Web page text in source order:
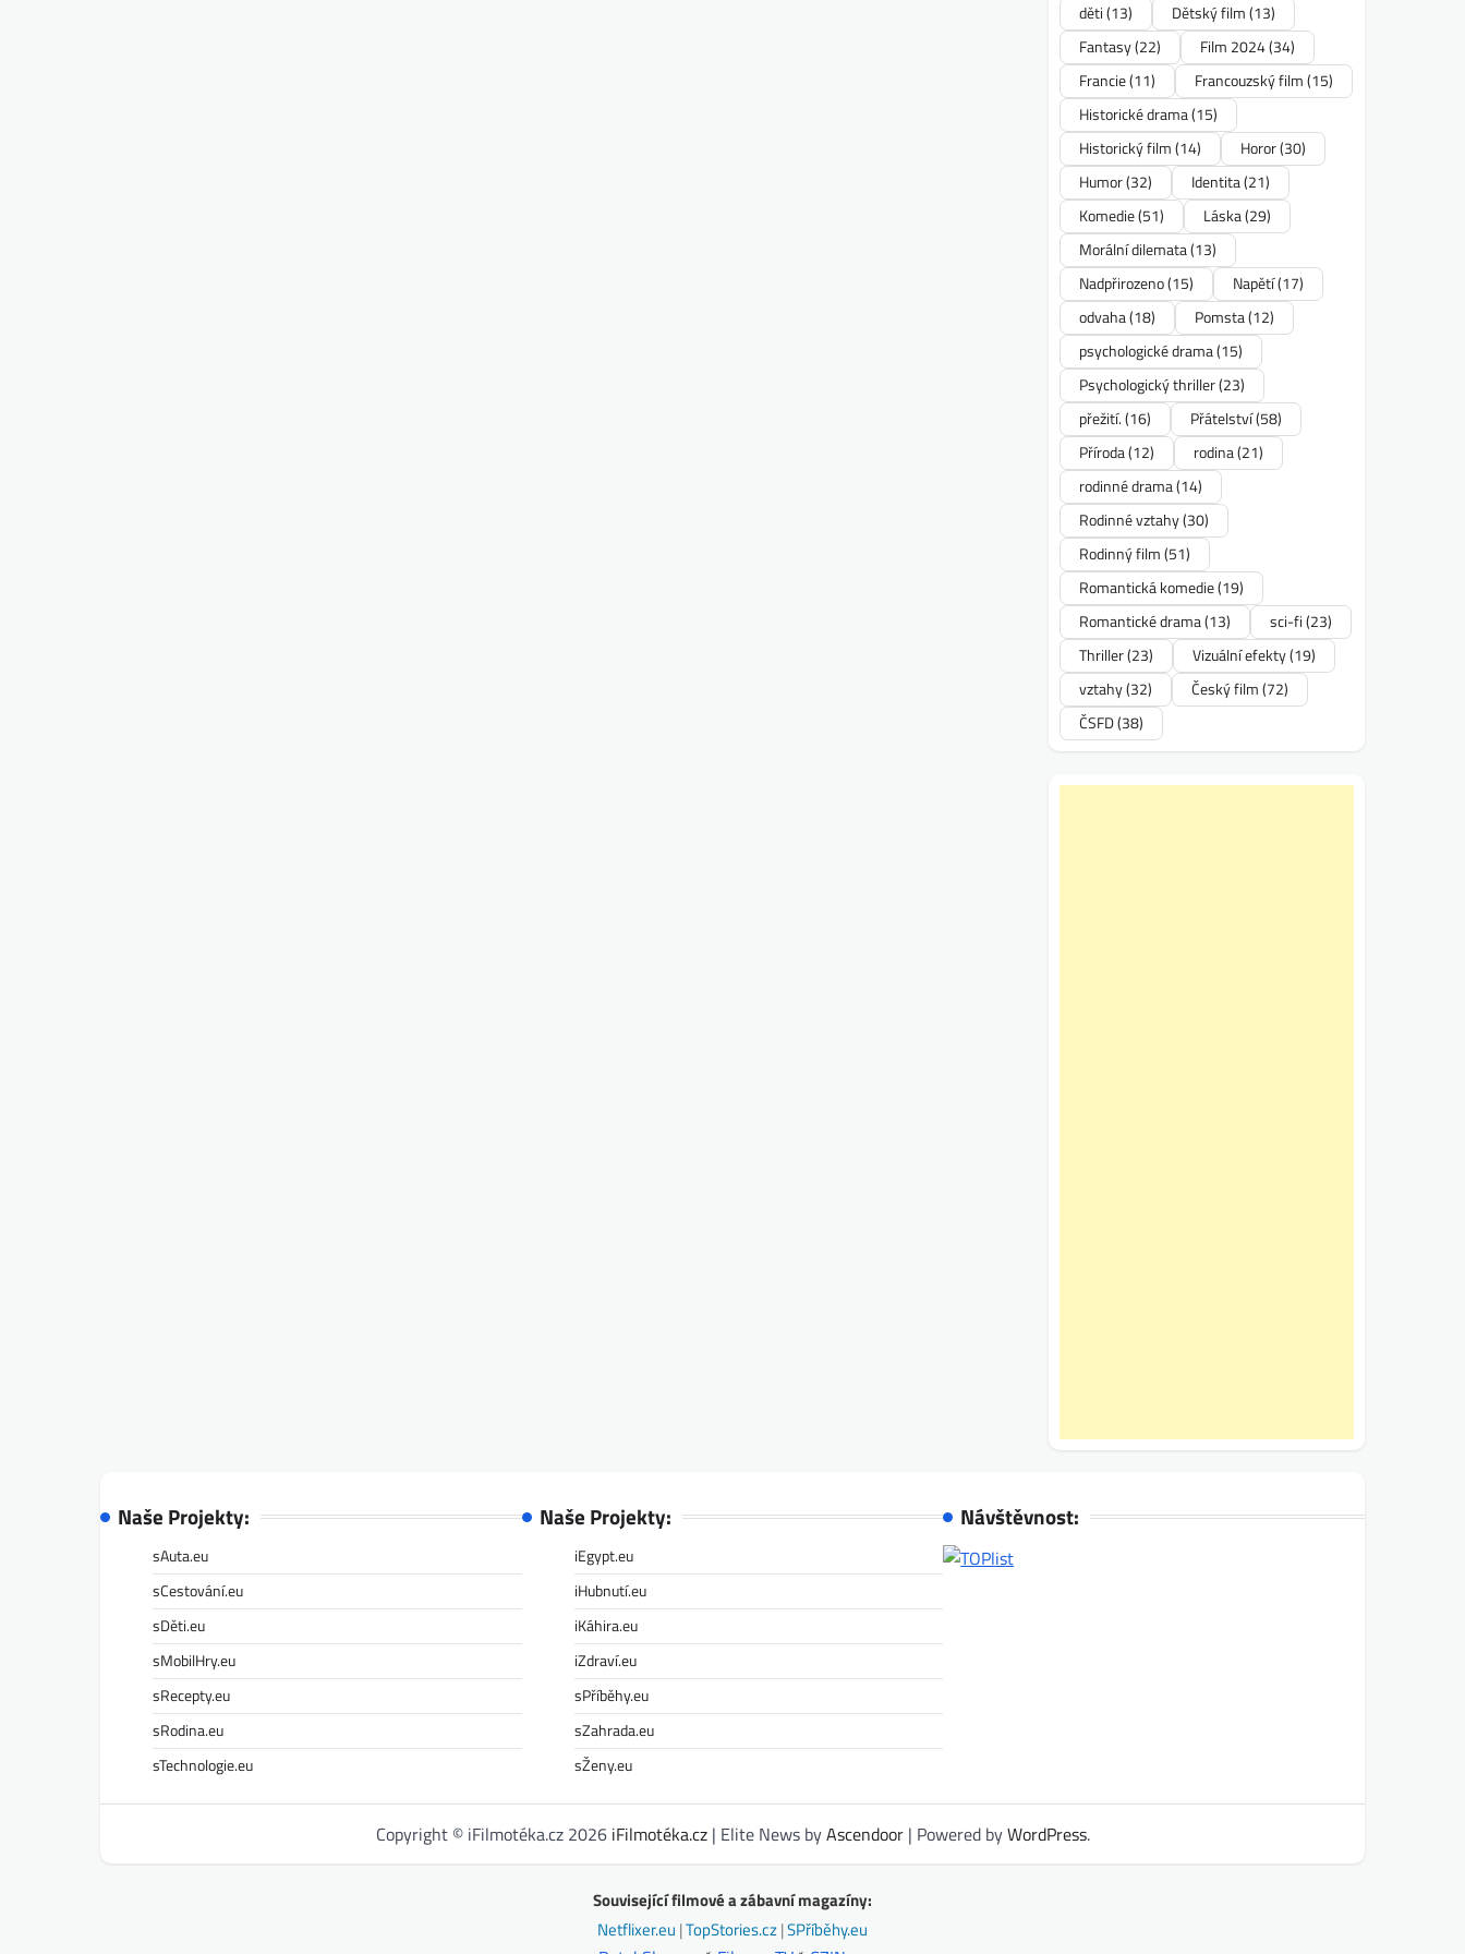
děti(13) Dětský film(13)
Fantasy(22) Film 2024(34)
Francie(11) Francouzský film(15)
Historické drama(15)
Historický film(14) Horor(30)
Humor(32) Identita(21)
Komedie(51) Láska(29)
Morální dilemata(13)
Nadpřirozeno(15) Napětí(17)
odvaha(18) Pomsta(12)
psychologické drama(15)
Psychologický thriller(23)
přežití.(16) Přátelství(58)
Příroda(12) rodina(21)
rodinné drama(14)
Rodinné vztahy(30)
Rodinný film(51)
Romantická komedie(19)
Romantické drama(13) sci-fi(23)
Thriller(23) Vizuální efekty(19)
vztahy(32) Český film(72)
ČSFD(38)
Naše Projekty:
sAuta.eu
sCestování.eu
sDěti.eu
sMobilHry.eu
sRecepty.eu
sRodina.eu
sTechnologie.eu
Naše Projekty:
iEgypt.eu
iHubnutí.eu
iKáhira.eu
iZdraví.eu
sPříběhy.eu
sZahrada.eu
sŽeny.eu
Návštěvnost:
Copyright © iFilmotéka.cz 2026 iFilmotéka.cz| Elite News byAscendoor| Powered byWordPress.
Související filmové a zábavní magazíny:
Netflixer.eu |TopStories.cz|SPříběhy.eu